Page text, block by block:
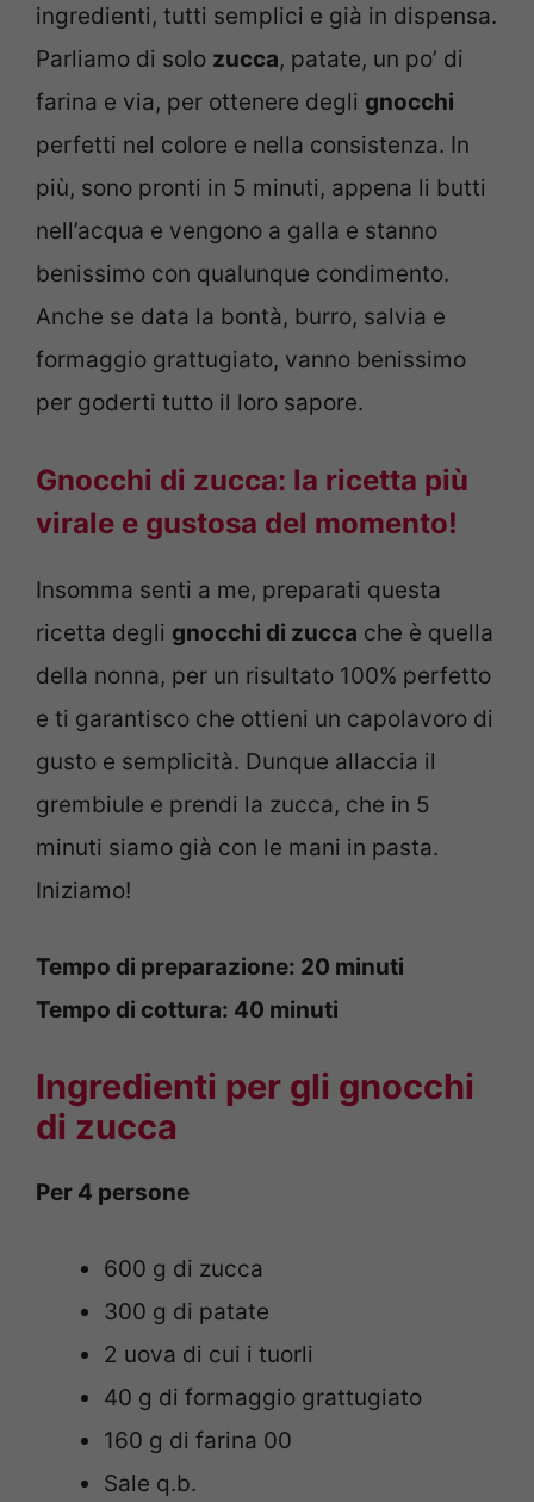
ingredienti, tutti semplici e già in dispensa.
Parliamo di solo zucca, patate, un po’ di
farina e via, per ottenere degli gnocchi
perfetti nel colore e nella consistenza. In
più, sono pronti in 5 minuti, appena li butti
nell’acqua e vengono a galla e stanno
benissimo con qualunque condimento.
Anche se data la bontà, burro, salvia e
formaggio grattugiato, vanno benissimo
per goderti tutto il loro sapore.
Gnocchi di zucca: la ricetta più
virale e gustosa del momento!
Insomma senti a me, preparati questa
ricetta degli gnocchi di zucca che è quella
della nonna, per un risultato 100% perfetto
e ti garantisco che ottieni un capolavoro di
gusto e semplicità. Dunque allaccia il
grembiule e prendi la zucca, che in 5
minuti siamo già con le mani in pasta.
Iniziamo!
Tempo di preparazione: 20 minuti
Tempo di cottura: 40 minuti
Ingredienti per gli gnocchi
di zucca
Per 4 persone
600 g di zucca
300 g di patate
2 uova di cui i tuorli
40 g di formaggio grattugiato
160 g di farina 00
Sale q.b.